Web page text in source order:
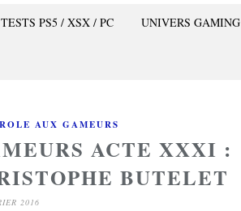
TESTS PS5 / XSX / PC UNIVERS GAMING
AUX GAMEURS
ACTE XXXI :
BUTELET
2016